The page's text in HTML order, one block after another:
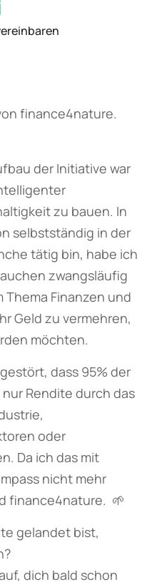
finance4nature.
der Initiative war
zu bauen. In
selbstständig in der
tätig bin, habe ich
zwangsläufig
Finanzen und
Geld zu vermehren,
möchten.
dass 95% der
Rendite durch das
oder
Da ich das mit
nicht mehr
finance4nature. 🌱
gelandet bist,
dich bald schon